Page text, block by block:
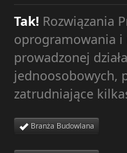
Tak! Rozwiązania
oprogramowania i
prowadzonej
jednoosobowych,
zatrudniające
Branża Budowlana